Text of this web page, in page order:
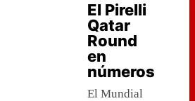
El Pirelli
Qatar
Round
en
números
El Mundial